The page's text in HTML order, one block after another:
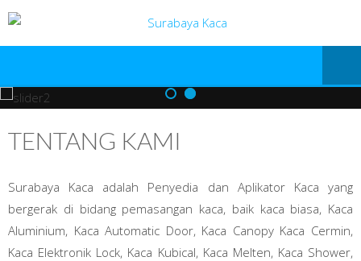
TENTANG KAMI
Surabaya Kaca adalah Penyedia dan Aplikator Kaca yang
bergerak di bidang pemasangan kaca, baik kaca biasa, Kaca
Aluminium, Kaca Automatic Door, Kaca Canopy Kaca Cermin,
Kaca Elektronik Lock, Kaca Kubical, Kaca Melten, Kaca Shower,